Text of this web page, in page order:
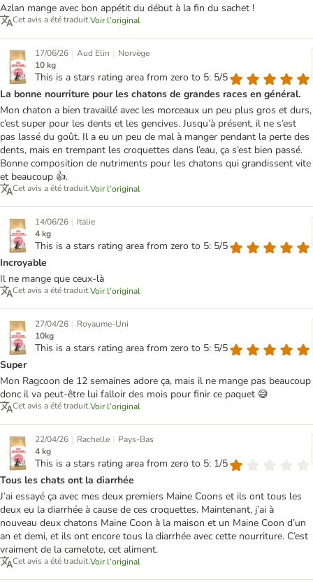
Azlan mange avec bon appétit du début à la fin du sachet !
Cet avis a été traduit.Voir l’original
17/06/26 | Aud Elin | Norvège
10 kg
This is a stars rating area from zero to 5: 5/5
La bonne nourriture pour les chatons de grandes races en général.
Mon chaton a bien travaillé avec les morceaux un peu plus gros et durs,
c’est super pour les dents et les gencives. Jusqu’à présent, il ne s’est
pas lassé du goût. Il a eu un peu de mal à manger pendant la perte des
dents, mais en trempant les croquettes dans l’eau, ça s’est bien passé.
Bonne composition de nutriments pour les chatons qui grandissent vite
et beaucoup 👍.
Cet avis a été traduit.Voir l’original
14/06/26 | Italie
4 kg
This is a stars rating area from zero to 5: 5/5
Incroyable
Il ne mange que ceux-là
Cet avis a été traduit.Voir l’original
27/04/26 | Royaume-Uni
10kg
This is a stars rating area from zero to 5: 5/5
Super
Mon Ragcoon de 12 semaines adore ça, mais il ne mange pas beaucoup
donc il va peut-être lui falloir des mois pour finir ce paquet 😅
Cet avis a été traduit.Voir l’original
22/04/26 | Rachelle | Pays-Bas
4 kg
This is a stars rating area from zero to 5: 1/5
Tous les chats ont la diarrhée
J’ai essayé ça avec mes deux premiers Maine Coons et ils ont tous les
deux eu la diarrhée à cause de ces croquettes. Maintenant, j’ai à
nouveau deux chatons Maine Coon à la maison et un Maine Coon d’un
an et demi, et ils ont encore tous la diarrhée avec cette nourriture. C’est
vraiment de la camelote, cet aliment.
Cet avis a été traduit.Voir l’original